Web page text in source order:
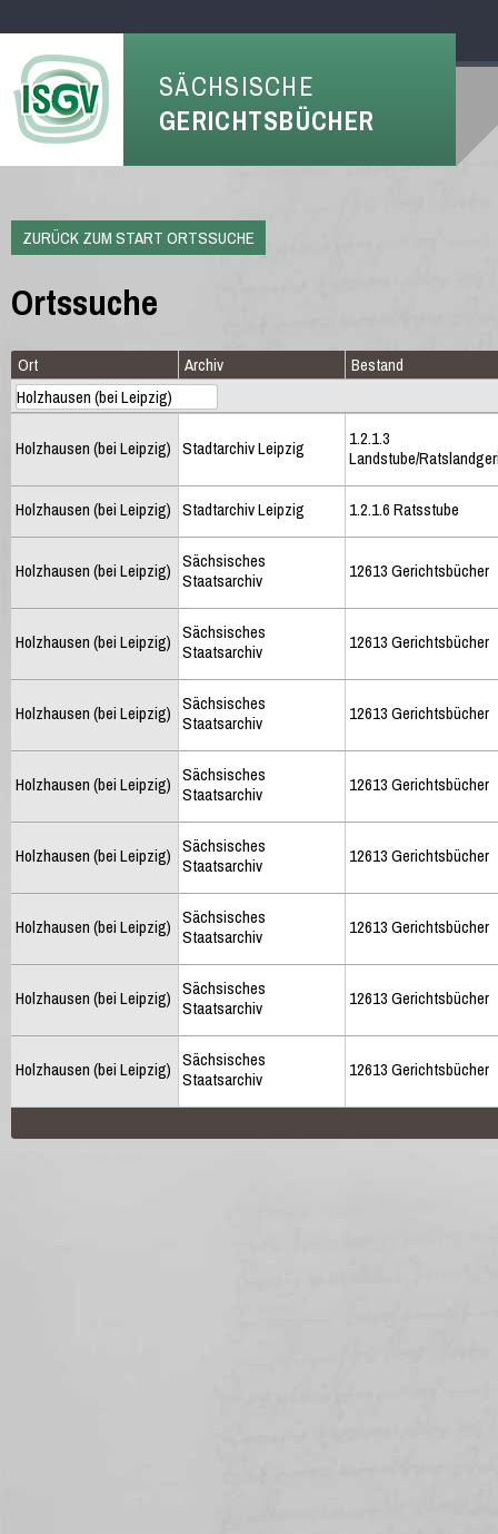
SÄCHSISCHE
GERICHTSBÜCHER
ZURÜCK ZUM START ORTSSUCHE
Ortssuche
Ort Archiv Bestand
Holzhausen (bei Leipzig) Stadtarchiv Leipzig
1.2.1.3
Landstube/
Holzhausen (bei Leipzig) Stadtarchiv Leipzig 1.2.1.6 Ratsstube
Holzhausen (bei Leipzig) Sächsisches
Staatsarchiv
12613 Gerichtsbücher
Holzhausen (bei Leipzig) Sächsisches
Staatsarchiv
12613 Gerichtsbücher
Holzhausen (bei Leipzig) Sächsisches
Staatsarchiv
12613 Gerichtsbücher
Holzhausen (bei Leipzig) Sächsisches
Staatsarchiv
12613 Gerichtsbücher
Holzhausen (bei Leipzig) Sächsisches
Staatsarchiv
12613 Gerichtsbücher
Holzhausen (bei Leipzig) Sächsisches
Staatsarchiv
12613 Gerichtsbücher
Holzhausen (bei Leipzig) Sächsisches
Staatsarchiv
12613 Gerichtsbücher
Holzhausen (bei Leipzig) Sächsisches
Staatsarchiv
12613 Gerichtsbücher